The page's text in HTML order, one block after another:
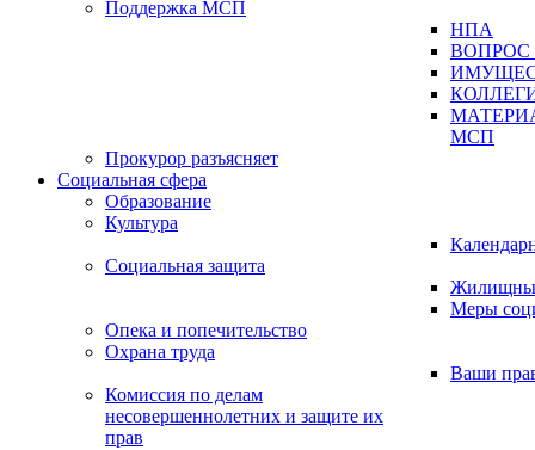
Поддержка МСП
НПА
ВОПРОС
МСП
Прокурор разъясняет
Социальная сфера
Образование
Культура
Социальная защита
Меры
Опека и попечительство
Охрана труда
Ваши
Комиссия по делам
несовершеннолетних и защите их
прав